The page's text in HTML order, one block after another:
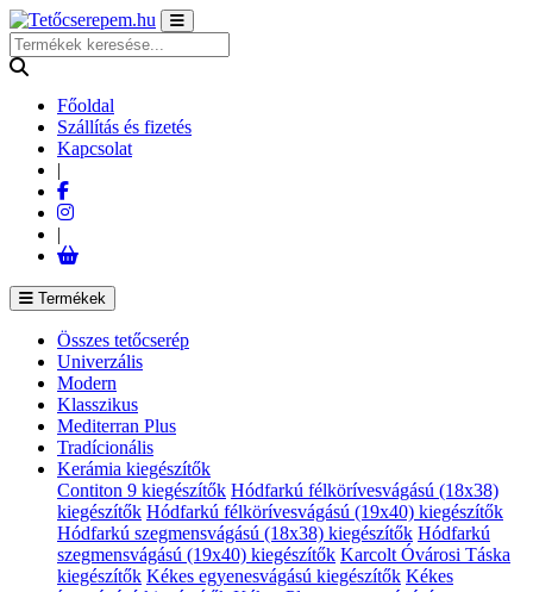
Főoldal
Szállítás és fizetés
Kapcsolat
|
|
Termékek
Összes tetőcserép
Univerzális
Modern
Klasszikus
Mediterran Plus
Tradícionális
Kerámia kiegészítők
Contiton 9 kiegészítők Hódfarkú félkörívesvágású (18x38)
kiegészítők Hódfarkú félkörívesvágású (19x40) kiegészítők
Hódfarkú szegmensvágású (18x38) kiegészítők Hódfarkú
szegmensvágású (19x40) kiegészítők Karcolt Óvárosi Táska
kiegészítők Kékes egyenesvágású kiegészítők Kékes